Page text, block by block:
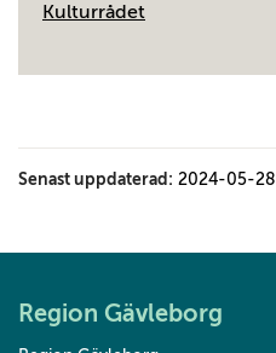
Kulturrådet
Senast uppdaterad: 2024-05-28
Region Gävleborg